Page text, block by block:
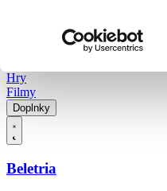
Hry
Filmy
Doplnky
Beletria